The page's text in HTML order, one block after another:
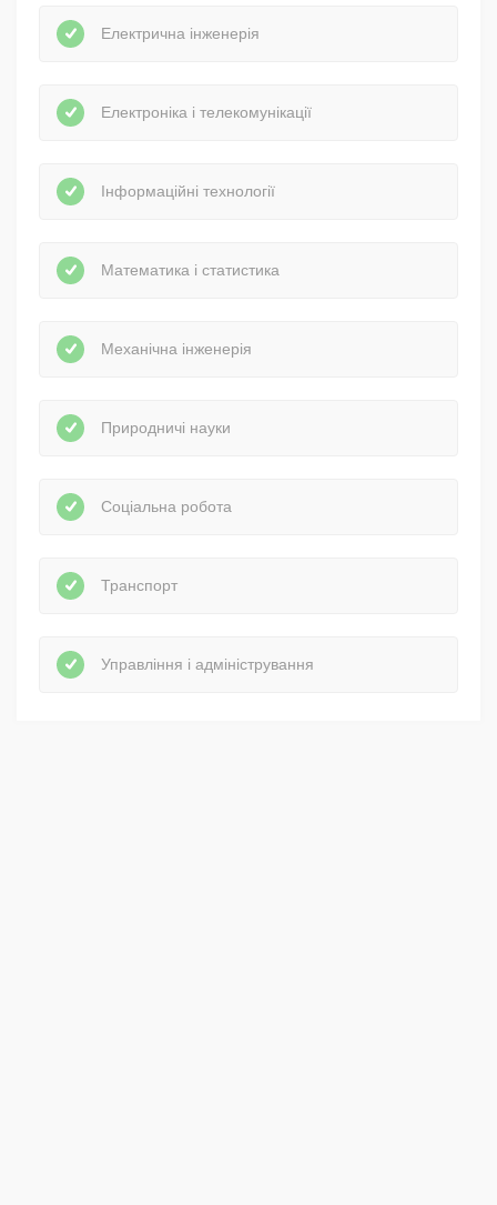
Електрична інженерія
Електроніка і телекомунікації
Інформаційні технології
Математика і статистика
Механічна інженерія
Природничі науки
Соціальна робота
Транспорт
Управління і адміністрування